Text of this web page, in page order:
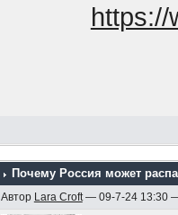
https://
Почему Россия может
Автор Lara Croft— 09-7-24 13:30